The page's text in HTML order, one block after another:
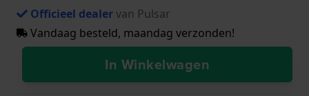
Officieel dealervan Pulsar
Vandaag besteld, maandag verzonden!
In Winkelwagen